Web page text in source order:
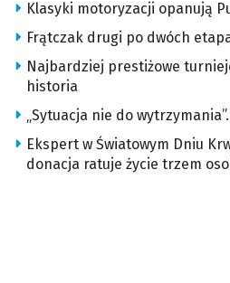
Klasyki motoryzacji opanują
Frątczak drugi po dwóch
Najbardziej prestiżowe
historia
„Sytuacja nie do
Ekspert w Światowym Dniu
donacja ratuje życie trzem